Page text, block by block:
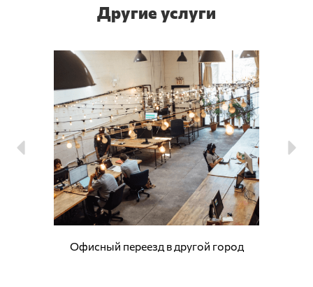
Другие услуги
Офисный переезд в другой город